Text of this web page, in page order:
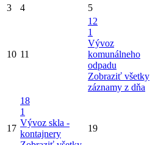
3 4 5
10 11
12
1
Vývoz
komunálneho
odpadu
Zobraziť všetky
záznamy z dňa
17
18
1
Vývoz skla -
kontajnery
19